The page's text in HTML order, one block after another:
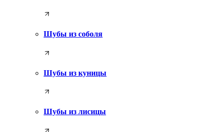
Шубы из соболя
Шубы из куницы
Шубы из лисицы